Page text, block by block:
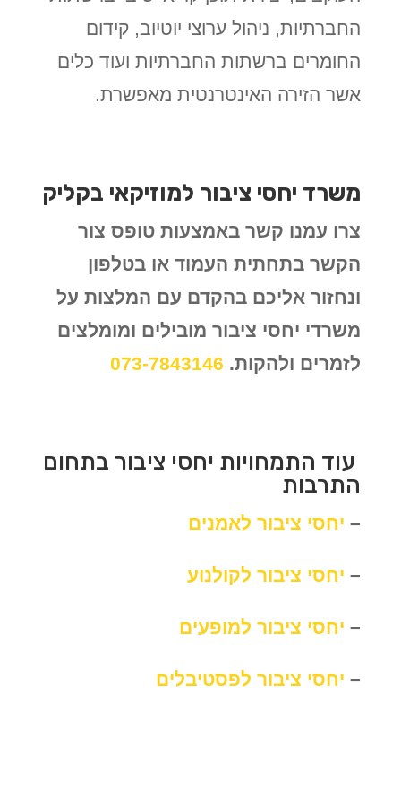
החברתיות, ניהול ערוצי יוטיוב, קידום
החומרים ברשתות החברתיות ועוד כלים
אשר הזירה האינטרנטית מאפשרת.
משרד יחסי ציבור למוזיקאי בקליק
צרו עמנו קשר באמצעות טופס צור
הקשר בתחתית העמוד או בטלפון
ונחזור אליכם בהקדם עם המלצות על
משרדי יחסי ציבור מובילים ומומלצים
לזמרים ולהקות. 073-7843146
עוד התמחויות יחסי ציבור בתחום
התרבות
– יחסי ציבור לאמנים
–יחסי ציבור לקולנוע
–יחסי ציבור למופעים
– יחסי ציבור לפסטיבלים